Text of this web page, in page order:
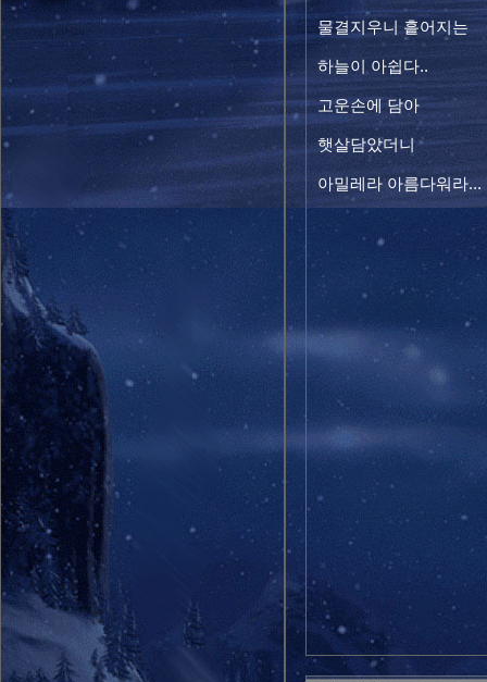
물결지우니 흩어지는
하늘이 아쉽다..
고운손에 담아
햇살담았더니
아밀레라 아름다워라...